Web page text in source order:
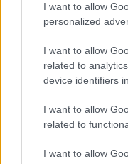
I want to allow
personalized
I want to allow
related to
device identifiers
I want to allow
related to
I want to allow
I nostri